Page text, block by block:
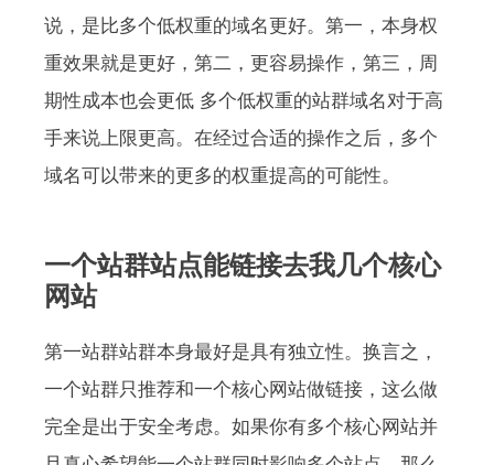
说，是比多个低权重的域名更好。第一，本身权
重效果就是更好，第二，更容易操作，第三，周
期性成本也会更低 多个低权重的站群域名对于高
手来说上限更高。在经过合适的操作之后，多个
域名可以带来的更多的权重提高的可能性。
一个站群站点能链接去我几个核心
网站
第一站群站群本身最好是具有独立性。换言之，
一个站群只推荐和一个核心网站做链接，这么做
完全是出于安全考虑。如果你有多个核心网站并